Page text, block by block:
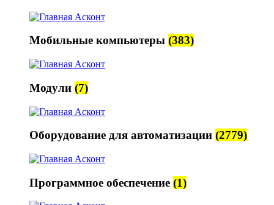
Мобильные компьютеры (383)
Модули (7)
Оборудование для автоматизации (2779)
Программное обеспечение (1)